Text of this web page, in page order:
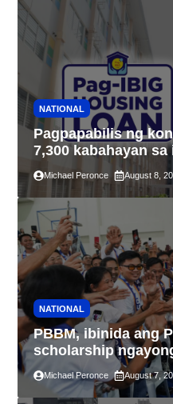
NATIONAL
Pagpapabilis ng
7,300 kabahayan
4PH, posible na sa
IBIG at P.A. Alvarez
Michael Peronce August 8,
NATIONAL
PBBM, ibinida ang
scholarship
sa kasaysayan ng
Michael Peronce August 7,